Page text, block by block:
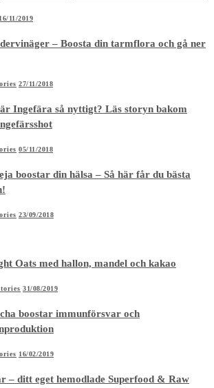
16/11/2019
– Boosta din tarmflora och gå ner
27/11/2018
Ingefära så nyttigt? Läs storyn bakom
05/11/2018
boostar din hälsa – Så här får du bästa
23/09/2018
Oats med hallon, mandel och kakao
31/08/2019
boostar immunförsvar och
16/02/2019
– ditt eget hemodlade Superfood & Raw